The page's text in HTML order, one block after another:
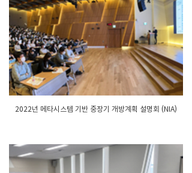
2022년 메타시스템 기반 중장기 개방계획 설명회 (NIA)